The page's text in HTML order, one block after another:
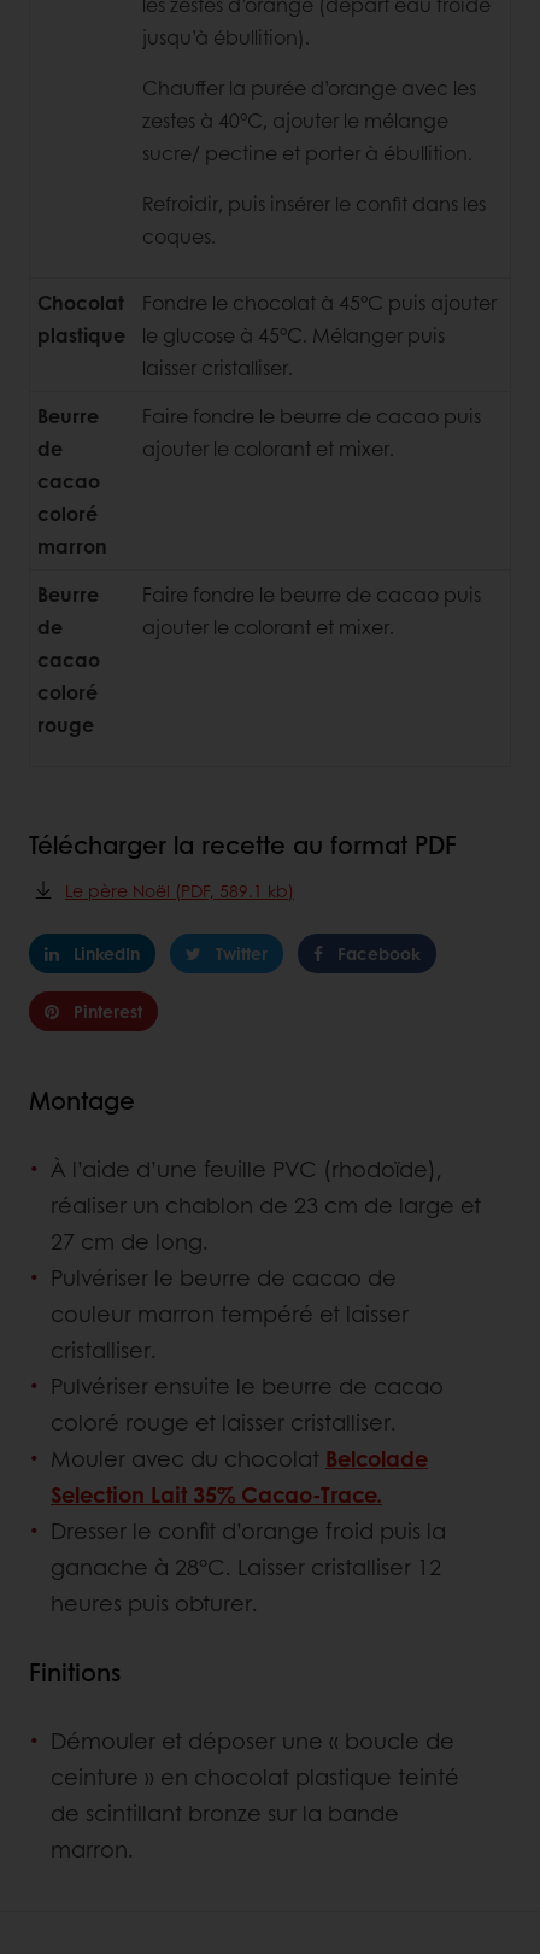
jusqu’à ébullition).
Chauffer la purée d’orange avec les
zestes à 40°C, ajouter le mélange
sucre/ pectine et porter à ébullition.
Refroidir, puis insérer le confit dans les
coques.
Chocolat
plastique
Fondre le chocolat à 45°C puis ajouter
le glucose à 45°C. Mélanger puis
laisser cristalliser.
Beurre
de
cacao
coloré
marron
Faire fondre le beurre de cacao puis
ajouter le colorant et mixer.
Beurre
de
cacao
coloré
rouge
Faire fondre le beurre de cacao puis
ajouter le colorant et mixer.
Télécharger la recette au format PDF
Le père Noël (PDF, 589.1 kb)
LinkedIn Twitter Facebook
Pinterest
Montage
À l’aide d’une feuille PVC (rhodoïde),
réaliser un chablon de 23 cm de large et
27 cm de long.
Pulvériser le beurre de cacao de
couleur marron tempéré et laisser
cristalliser.
Pulvériser ensuite le beurre de cacao
coloré rouge et laisser cristalliser.
Mouler avec du chocolat Belcolade
Selection Lait 35% Cacao-Trace.
Dresser le confit d’orange froid puis la
ganache à 28°C. Laisser cristalliser 12
heures puis obturer.
Finitions
Démouler et déposer une « boucle de
ceinture » en chocolat plastique teinté
de scintillant bronze sur la bande
marron.